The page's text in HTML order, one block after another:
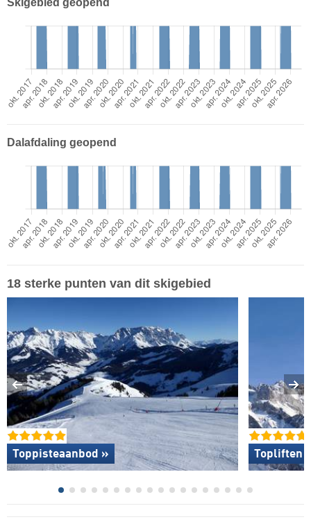
Skigebied geopend
Dalafdaling geopend
18 sterke punten van dit skigebied
Toppisteaanbod » Topliften